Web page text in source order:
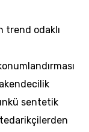
trend odaklı
sentetik